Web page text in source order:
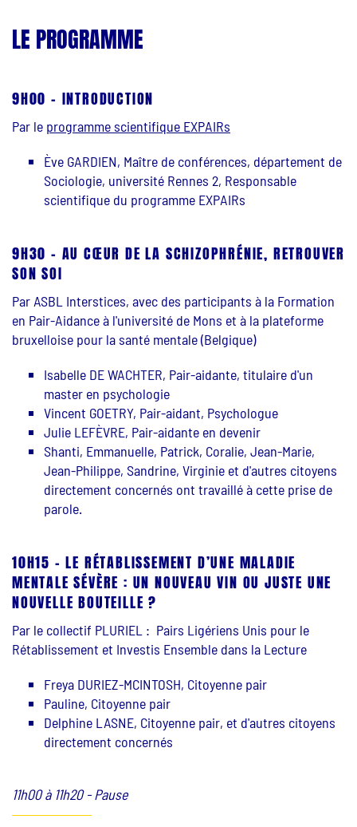
LE PROGRAMME
9H00 - INTRODUCTION
Par le programme scientifique EXPAIRs
Ève GARDIEN, Maître de conférences, département de
Sociologie, université Rennes 2, Responsable
scientifique du programme EXPAIRs
9H30 - AU CŒUR DE LA SCHIZOPHRÉNIE, RETROUVER
SON SOI
Par ASBL Interstices, avec des participants à la Formation
en Pair-Aidance à l'université de Mons et à la plateforme
bruxelloise pour la santé mentale (Belgique)
Isabelle DE WACHTER, Pair-aidante, titulaire d'un
master en psychologie
Vincent GOETRY, Pair-aidant, Psychologue
Julie LEFÈVRE, Pair-aidante en devenir
Shanti, Emmanuelle, Patrick, Coralie, Jean-Marie,
Jean-Philippe, Sandrine, Virginie et d'autres citoyens
directement concernés ont travaillé à cette prise de
parole.
10H15 - LE RÉTABLISSEMENT D’UNE MALADIE
MENTALE SÉVÈRE : UN NOUVEAU VIN OU JUSTE UNE
NOUVELLE BOUTEILLE ?
Par le collectif PLURIEL : Pairs Ligériens Unis pour le
Rétablissement et Investis Ensemble dans la Lecture
Freya DURIEZ-MCINTOSH, Citoyenne pair
Pauline, Citoyenne pair
Delphine LASNE, Citoyenne pair, et d'autres citoyens
directement concernés
11h00 à 11h20 - Pause